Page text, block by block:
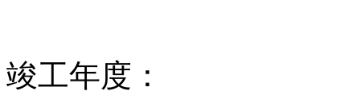
竣工年度：